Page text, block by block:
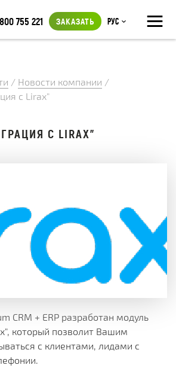
≡
755 221 ЗАКАЗАТЬ Рус
/ Новости компании /
с Lirax"
С LIRAX"
CRM + ERP разработан модуль
который позволит Вашим
с клиентами, лидами с